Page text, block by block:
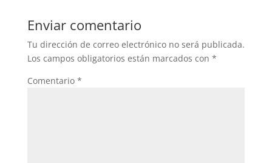
Enviar comentario
Tu dirección de correo electrónico no será publicada.
Los campos obligatorios están marcados con *
Comentario *